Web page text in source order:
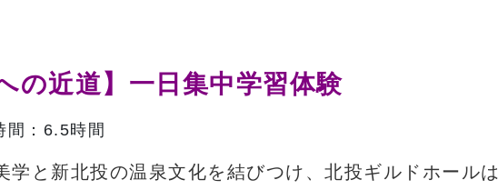
の近道】一日集中学習体験
間：6.5時間
学と新北投の温泉文化を結びつけ、北投ギルドホール